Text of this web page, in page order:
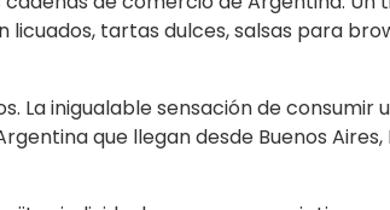
tartas dulces, salsas para
La inigualable sensación de consumir
que llegan desde Buenos Aires,